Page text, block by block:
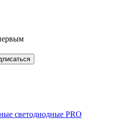
светодиодные PRO